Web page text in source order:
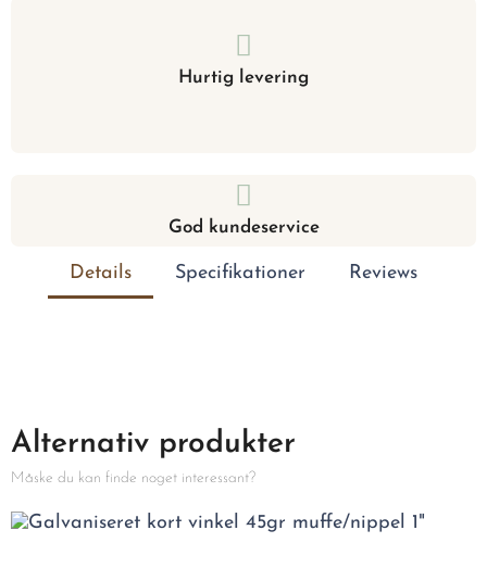
Hurtig levering
God kundeservice
Details Specifikationer Reviews
Alternativ produkter
Måske du kan finde noget interessant?